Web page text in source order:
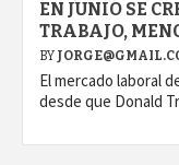
EN JUNIO SE
TRABAJO,
BY
El mercado laboral
desde que Donald